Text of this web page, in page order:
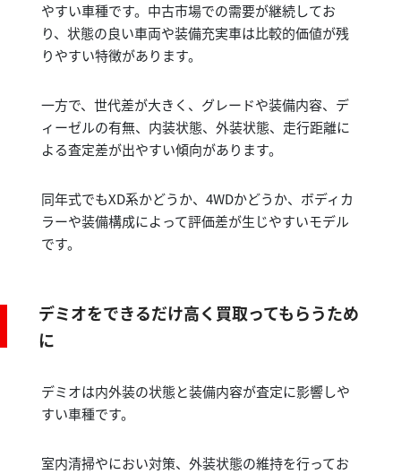
やすい車種です。中古市場での需要が継続してお
り、状態の良い車両や装備充実車は比較的価値が残
りやすい特徴があります。
一方で、世代差が大きく、グレードや装備内容、デ
ィーゼルの有無、内装状態、外装状態、走行距離に
よる査定差が出やすい傾向があります。
同年式でもXD系かどうか、4WDかどうか、ボディカ
ラーや装備構成によって評価差が生じやすいモデル
です。
デミオをできるだけ高く買取ってもらうため
に
デミオは内外装の状態と装備内容が査定に影響しや
すい車種です。
室内清掃やにおい対策、外装状態の維持を行ってお